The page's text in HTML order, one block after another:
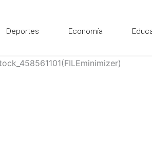
Deportes Economía